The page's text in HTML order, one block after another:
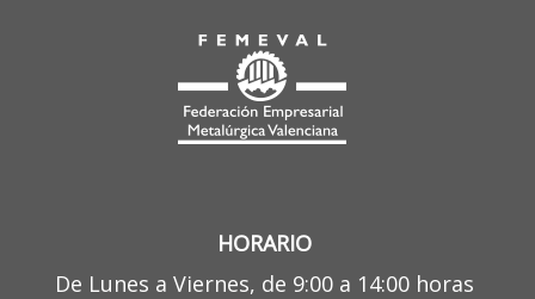
HORARIO
De Lunes a Viernes, de 9:00 a 14:00 horas